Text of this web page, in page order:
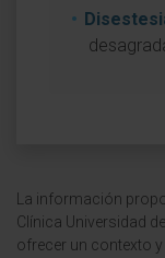
La información
Clínica Universidad
ofrecer un contexto